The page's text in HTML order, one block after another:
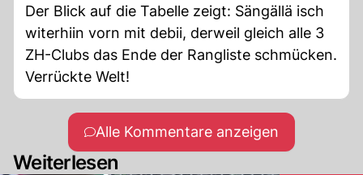
Der Blick auf die Tabelle zeigt: Sängällä isch
witerhiin vorn mit debii, derweil gleich alle 3
ZH-Clubs das Ende der Rangliste schmücken.
Verrückte Welt!
Alle Kommentare anzeigen
Weiterlesen